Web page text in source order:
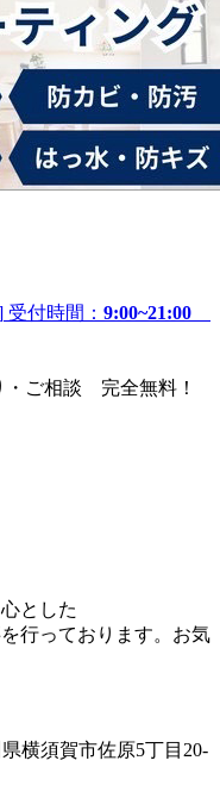
受付時間： 9:00~21:00
・ご相談 完全無料！
とした
行っております。お気
横須賀市佐原5丁目20-